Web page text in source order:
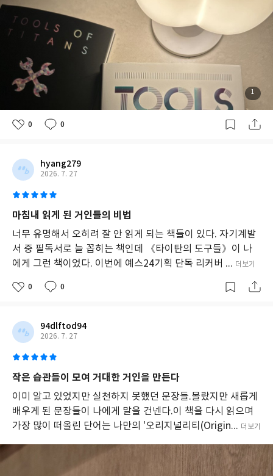
한
계
획
성
공
의
열
을
한
다.
1
0 0
hyang279
2026. 7. 27
마침내 읽게 된 거인들의 비법
너무 유명해서 오히려 잘 안 읽게 되는 책들이 있다. 자기계발
서 중 필독서로 늘 꼽히는 책인데 《타이탄의 도구들》이 나
에게 그런 책이었다. 이번에 예스24기획 단독 리커버 ... 더보기
0 0
94dlftod94
2026. 7. 27
작은 습관들이 모여 거대한 거인을 만든다
이미 알고 있었지만 실천하지 못했던 문장들.몰랐지만 새롭게
배우게 된 문장들이 나에게 말을 건넨다.이 책을 다시 읽으며
가장 많이 떠올린 단어는 나만의 '오리지널리티(Origin... 더보기